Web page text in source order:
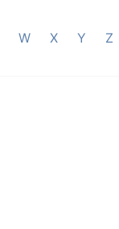
W X Y Z